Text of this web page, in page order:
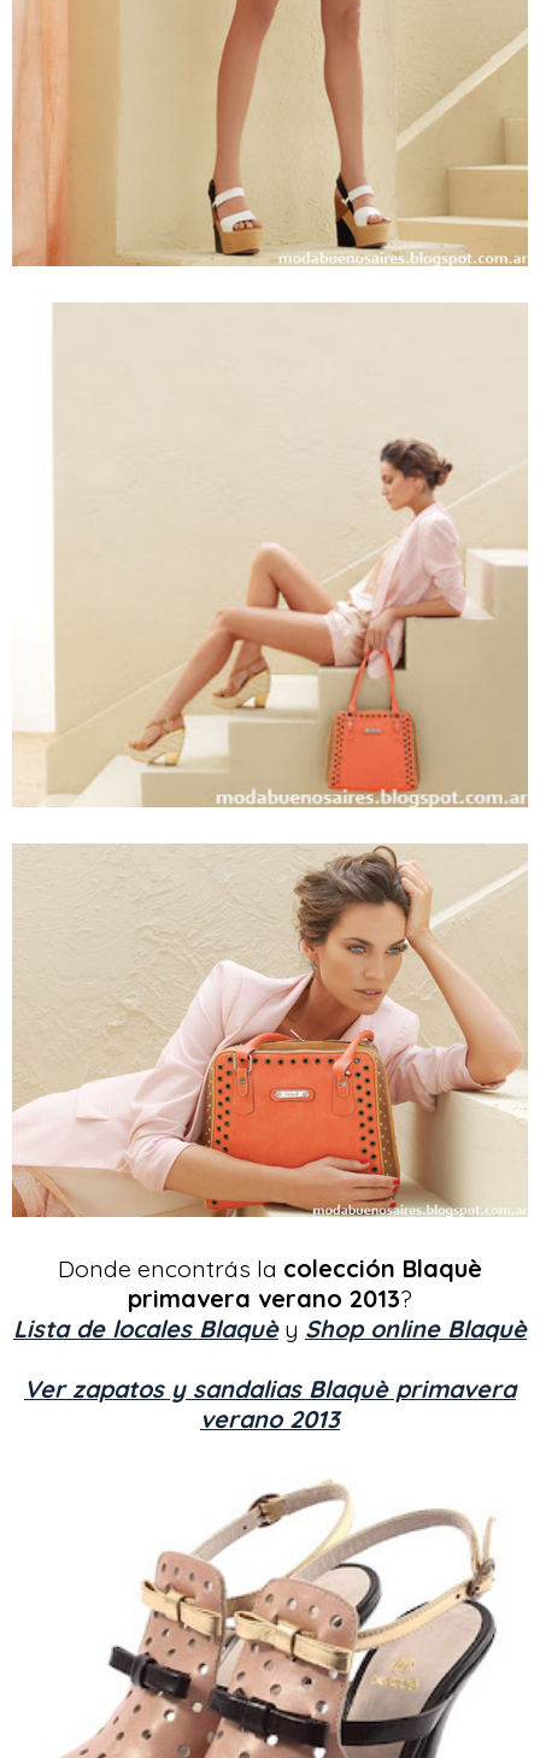
Donde encontrás la colección Blaquè
primavera verano 2013?
Lista de locales Blaquèy Shop online Blaquè
Ver zapatos y sandalias Blaquè primavera
verano 2013